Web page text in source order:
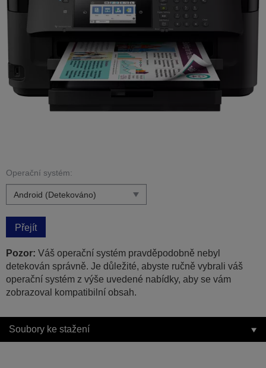
Operační systém:
Přejít
Pozor: Váš operační systém pravděpodobně nebyl
detekován správně. Je důležité, abyste ručně vybrali váš
operační systém z výše uvedené nabídky, aby se vám
zobrazoval kompatibilní obsah.
Soubory ke stažení